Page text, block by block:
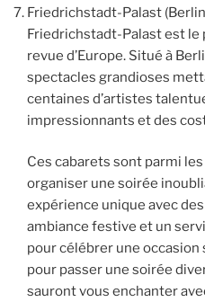
Friedrichstadt-Palast
Friedrichstadt-Palast est le
revue d’Europe. Situé à
spectacles grandioses
centaines d’artistes
impressionnants et des
Ces cabarets sont parmi
organiser une soirée
expérience unique avec
ambiance festive et un
pour célébrer une
pour passer une soirée
sauront vous enchanter